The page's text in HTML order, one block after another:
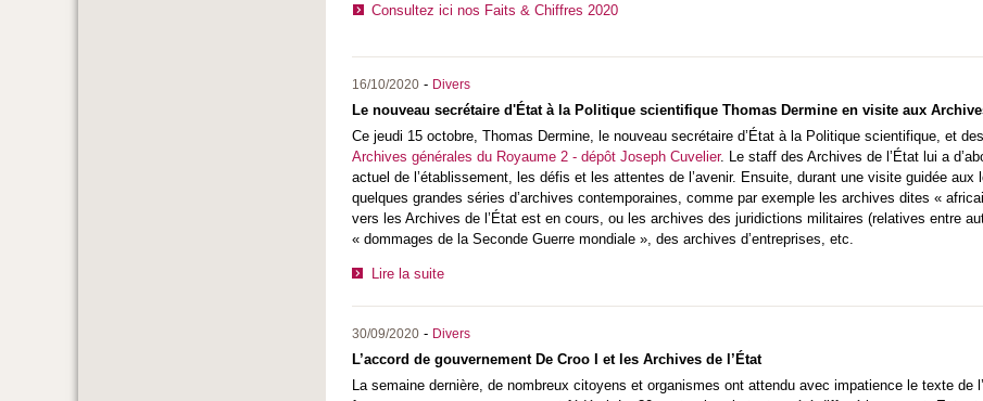
Consultez ici nos Faits & Chiffres 2020
16/10/2020 - Divers
Le nouveau secrétaire d'État à la Politique scientifique Thomas Dermine en visite aux
Ce jeudi 15 octobre, Thomas Dermine, le nouveau secrétaire d’État à la Politique scientifique, et
Archives générales du Royaume 2 - dépôt Joseph Cuvelier. Le staff des Archives de l’État lui a
actuel de l’établissement, les défis et les attentes de l’avenir. Ensuite, durant une visite guidée aux
quelques grandes séries d’archives contemporaines, comme par exemple les archives dites «
vers les Archives de l’État est en cours, ou les archives des juridictions militaires (relatives entre
« dommages de la Seconde Guerre mondiale », des archives d’entreprises, etc.
Lire la suite
30/09/2020 - Divers
L’accord de gouvernement De Croo I et les Archives de l’État
La semaine dernière, de nombreux citoyens et organismes ont attendu avec impatience le texte